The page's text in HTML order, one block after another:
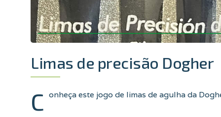
Limas de precisão Dogher
C onheça este jogo de limas de agulha da